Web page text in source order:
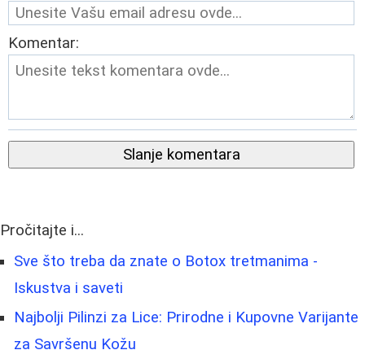
Komentar:
Slanje komentara
Pročitajte i...
Sve što treba da znate o Botox tretmanima -
Iskustva i saveti
Najbolji Pilinzi za Lice: Prirodne i Kupovne Varijante
za Savršenu Kožu